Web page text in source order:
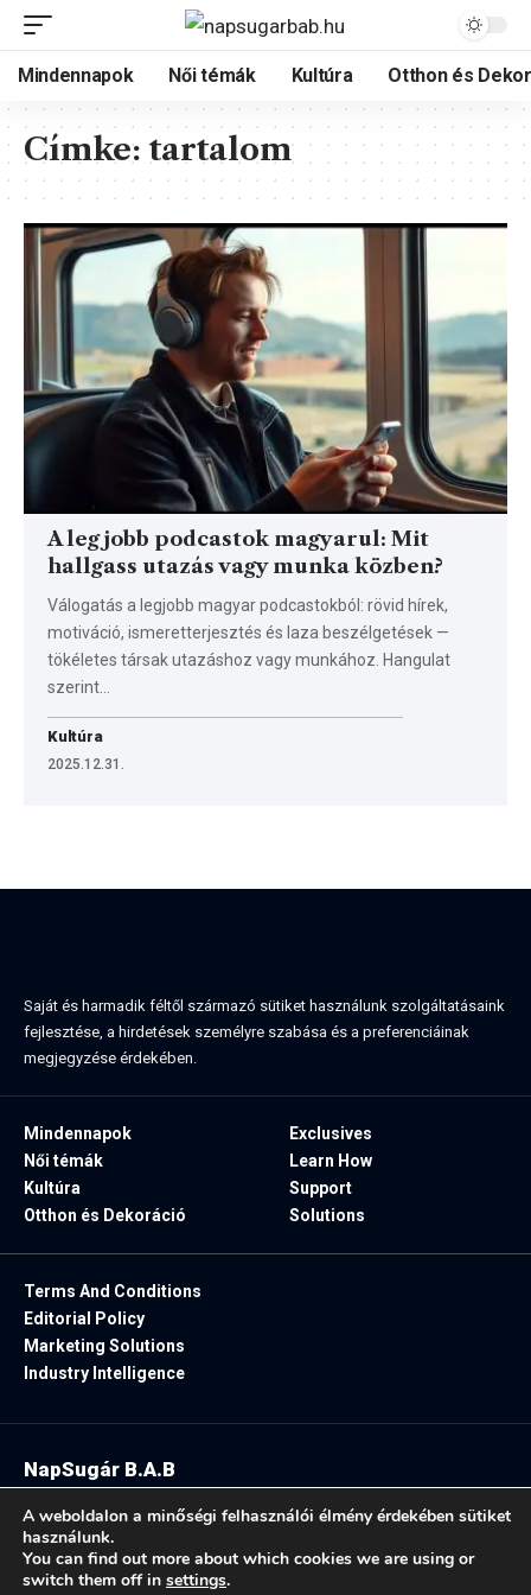
Mindennapok Női témák Kultúra Otthon és
Címke: tartalom
A legjobb podcastok magyarul: Mit
hallgass utazás vagy munka közben?
Válogatás a legjobb magyar podcastokból: rövid hírek,
motiváció, ismeretterjesztés és laza beszélgetések —
tökéletes társak utazáshoz vagy munkához. Hangulat
szerint…
Kultúra
2025.12.31.
Saját és harmadik féltől származó sütiket használunk szolgáltatásaink
fejlesztése, a hirdetések személyre szabása és a preferenciáinak
megjegyzése érdekében.
Mindennapok
Női témák
Kultúra
Otthon és Dekoráció
Exclusives
Learn How
Support
Solutions
Terms And Conditions
Editorial Policy
Marketing Solutions
Industry Intelligence
Follow US:
NapSugár B.A.B
A weboldalon a minőségi felhasználói élmény érdekében sütiket
használunk.
You can find out more about which cookies we are using or
switch them off in settings.